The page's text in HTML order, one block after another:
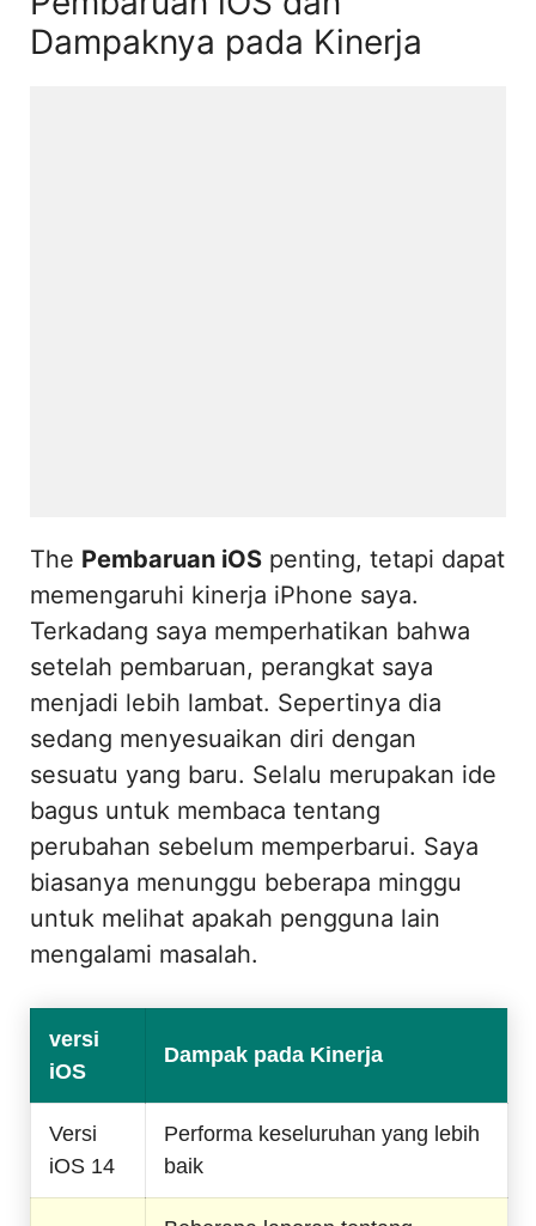
Dampaknya pada Kinerja
The Pembaruan iOS penting, tetapi dapat
memengaruhi kinerja iPhone saya.
Terkadang saya memperhatikan bahwa
setelah pembaruan, perangkat saya
menjadi lebih lambat. Sepertinya dia
sedang menyesuaikan diri dengan
sesuatu yang baru. Selalu merupakan ide
bagus untuk membaca tentang
perubahan sebelum memperbarui. Saya
biasanya menunggu beberapa minggu
untuk melihat apakah pengguna lain
mengalami masalah.
versi
iOS
Dampak pada Kinerja
Versi
iOS 14
Performa keseluruhan yang lebih
baik